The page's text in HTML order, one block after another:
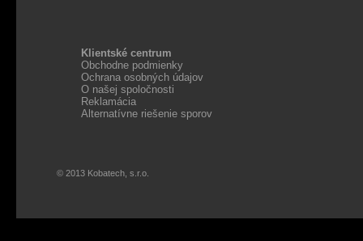
Klientské centrum
Obchodne podmienky
Ochrana osobných údajov
O našej spoločnosti
Reklamácia
Alternatívne riešenie sporov
© 2013 Kobatech, s.r.o.